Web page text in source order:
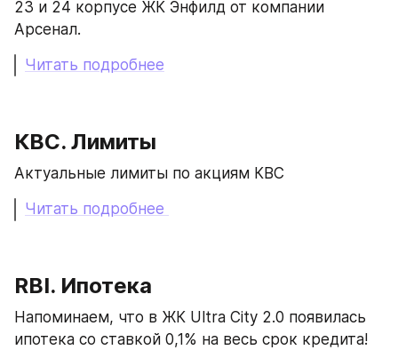
23 и 24 корпусе ЖК Энфилд от компании
Арсенал.
Читать подробнее
КВС. Лимиты
Актуальные лимиты по акциям КВС
Читать подробнее
RBI. Ипотека
Напоминаем, что в ЖК Ultra City 2.0 появилась
ипотека со ставкой 0,1% на весь срок кредита!